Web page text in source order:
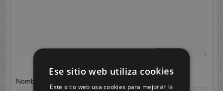
Nombre
Ese sitio web utiliza cookies
Este sitio web usa cookies para mejorar la